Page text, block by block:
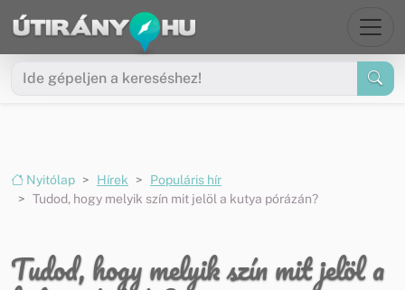
Ugrás a menüre
Ugrás a tartalomra
Nyitólap Hírek
Populáris hír
Tudod, hogy melyik szín mit jelöl a kutya pórázán?
Tudod, hogy melyik szín mit jelöl a